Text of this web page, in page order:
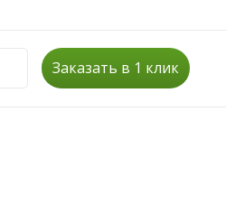
Заказать в 1 клик